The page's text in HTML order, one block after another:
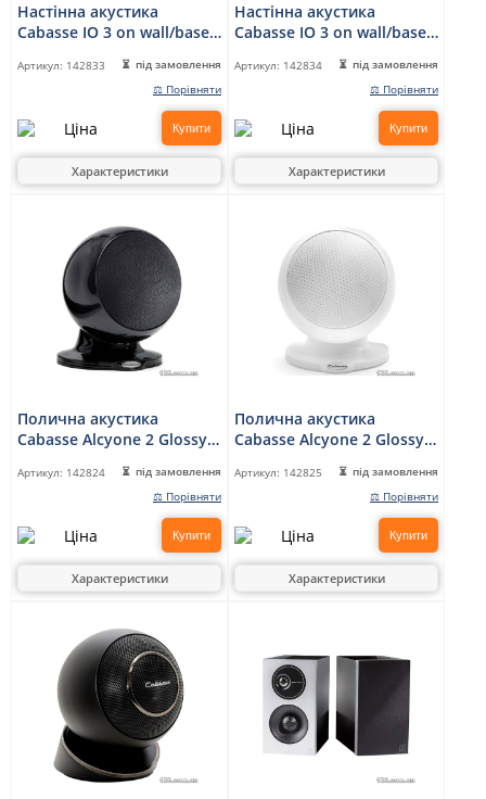
Настінна акустика
Cabasse IO 3 on wall/base
Артикул: 142833
під замовлення
⚖ Порівняти
Купити
Характеристики
Настінна акустика
Cabasse IO 3 on wall/base
Артикул: 142834
під замовлення
⚖ Порівняти
Купити
Характеристики
Полична акустика
Cabasse Alcyone 2 Glossy
Артикул: 142824
під замовлення
⚖ Порівняти
Купити
Характеристики
Полична акустика
Cabasse Alcyone 2 Glossy
Артикул: 142825
під замовлення
⚖ Порівняти
Купити
Характеристики